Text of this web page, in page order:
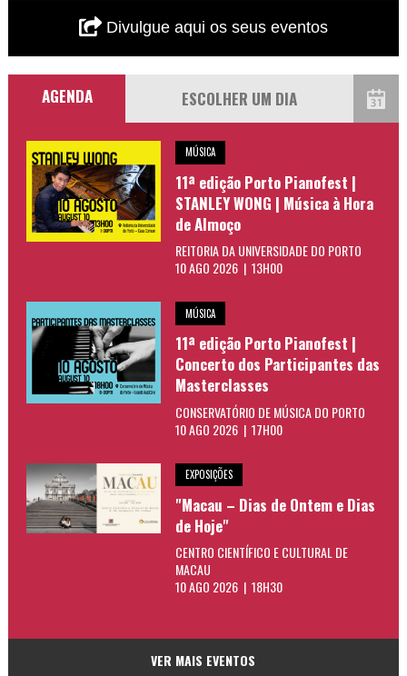
Divulgue aqui os seus eventos
AGENDA
MÚSICA
11ª edição Porto Pianofest |
STANLEY WONG | Música à Hora
de Almoço
REITORIA DA UNIVERSIDADE DO PORTO
10 AGO 2026 | 13H00
MÚSICA
11ª edição Porto Pianofest |
Concerto dos Participantes das
Masterclasses
CONSERVATÓRIO DE MÚSICA DO PORTO
10 AGO 2026 | 17H00
EXPOSIÇÕES
"Macau – Dias de Ontem e Dias
de Hoje"
CENTRO CIENTÍFICO E CULTURAL DE
MACAU
10 AGO 2026 | 18H30
VER MAIS EVENTOS